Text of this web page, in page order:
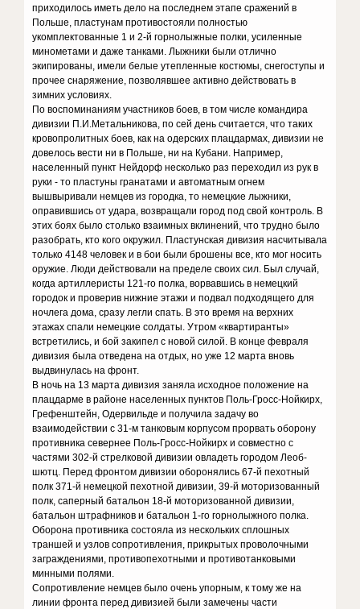
приходилось иметь дело на последнем этапе сражений в
Польше, пластунам противостояли полностью
укомплектованные 1 и 2-й горнолыжные полки, усиленные
минометами и даже танками. Лыжники были отлично
экипированы, имели белые утепленные костюмы, снегоступы и
прочее снаряжение, позволявшее активно действовать в
зимних условиях.
По воспоминаниям участников боев, в том числе командира
дивизии П.И.Метальникова, по сей день считается, что таких
кровопролитных боев, как на одерских плацдармах, дивизии не
довелось вести ни в Польше, ни на Кубани. Например,
населенный пункт Нейдорф несколько раз переходил из рук в
руки - то пластуны гранатами и автоматным огнем
вышвыривали немцев из городка, то немецкие лыжники,
оправившись от удара, возвращали город под свой контроль. В
этих боях было столько взаимных вклинений, что трудно было
разобрать, кто кого окружил. Пластунская дивизия насчитывала
только 4148 человек и в бои были брошены все, кто мог носить
оружие. Люди действовали на пределе своих сил. Был случай,
когда артиллеристы 121-го полка, ворвавшись в немецкий
городок и проверив нижние этажи и подвал подходящего для
ночлега дома, сразу легли спать. В это время на верхних
этажах спали немецкие солдаты. Утром «квартиранты»
встретились, и бой закипел с новой силой. В конце февраля
дивизия была отведена на отдых, но уже 12 марта вновь
выдвинулась на фронт.
В ночь на 13 марта дивизия заняла исходное положение на
плацдарме в районе населенных пунктов Поль-Гросс-Нойкирх,
Грефенштейн, Одервильде и получила задачу во
взаимодействии с 31-м танковым корпусом прорвать оборону
противника севернее Поль-Гросс-Нойкирх и совместно с
частями 302-й стрелковой дивизии овладеть городом Леоб-
шютц. Перед фронтом дивизии оборонялись 67-й пехотный
полк 371-й немецкой пехотной дивизии, 39-й моторизованный
полк, саперный батальон 18-й моторизованной дивизии,
батальон штрафников и батальон 1-го горнолыжного полка.
Оборона противника состояла из нескольких сплошных
траншей и узлов сопротивления, прикрытых проволочными
заграждениями, противопехотными и противотанковыми
минными полями.
Сопротивление немцев было очень упорным, к тому же на
линии фронта перед дивизией были замечены части